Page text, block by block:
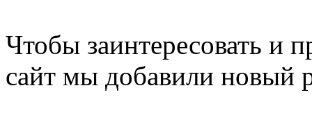
Чтобы заинтересовать и
сайт мы добавили новый